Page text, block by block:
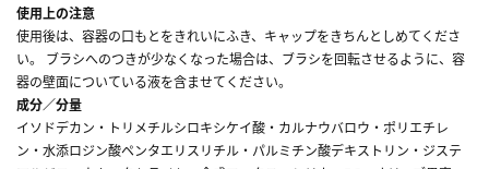
使用上の注意
使用後は、容器の口もとをきれいにふき、キャップをきちんとしめてくださ
い。 ブラシへのつきが少なくなった場合は、ブラシを回転させるように、容
器の壁面についている液を含ませてください。
成分／分量
イソドデカン・トリメチルシロキシケイ酸・カルナウバロウ・ポリエチレ
ン・水添ロジン酸ペンタエリスリチル・パルミチン酸デキストリン・ジステ